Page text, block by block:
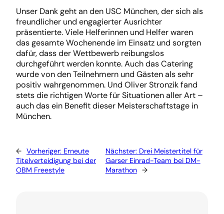
Unser Dank geht an den USC München, der sich als
freundlicher und engagierter Ausrichter
präsentierte. Viele Helferinnen und Helfer waren
das gesamte Wochenende im Einsatz und sorgten
dafür, dass der Wettbewerb reibungslos
durchgeführt werden konnte. Auch das Catering
wurde von den Teilnehmern und Gästen als sehr
positiv wahrgenommen. Und Oliver Stronzik fand
stets die richtigen Worte für Situationen aller Art –
auch das ein Benefit dieser Meisterschaftstage in
München.
← Vorheriger: Erneute
Titelverteidigung bei der
OBM Freestyle
Nächster: Drei Meistertitel für
Garser Einrad-Team bei DM-
Marathon →